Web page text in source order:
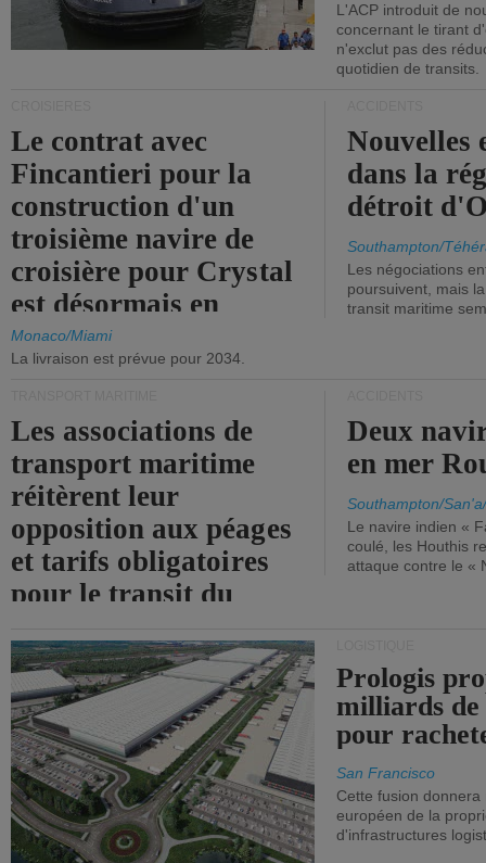
L'ACP introduit de
concernant le tirant
n'exclut pas des
quotidien de transits.
Le contrat avec
Fincantieri pour la
construction d'un
troisième navire de
croisière pour Crystal
est désormais en
vigueur.
Monaco/Miami
La livraison est prévue pour 2034.
Nouvelles
dans la
détroit
Southampton/
Les négociations
poursuivent, mais
transit maritime
Les associations de
transport maritime
réitèrent leur
opposition aux péages
et tarifs obligatoires
pour le transit du
Deux
en mer
Southampton/
Le navire indien «
coulé, les Houthis
attaque contre le «
Prologis
milliards
pour
San Francisco
Cette fusion
européen de la
d'infrastructures